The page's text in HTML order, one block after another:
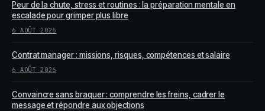
Peur de la chute, stress et routines : la préparation mentale en
escalade pour grimper plus libre
6 AOÛT 2026
Contrat manager : missions, risques, compétences et salaire
6 AOÛT 2026
Convaincre sans braquer : comprendre les freins, cadrer le
message et répondre aux objections